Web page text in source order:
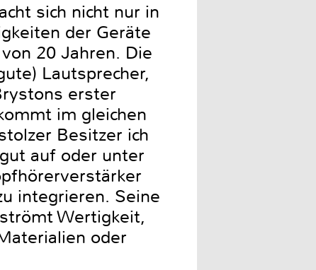
sich nicht nur in
der Geräte
20 Jahren. Die
Lautsprecher,
erster
im gleichen
Besitzer ich
auf oder unter
integrieren. Seine
Wertigkeit,
oder